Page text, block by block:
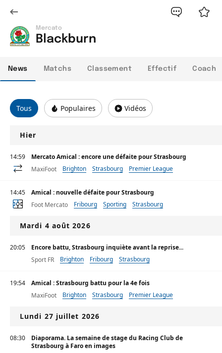
Mercato
Blackburn
News Matchs Classement Effectif Coach
Tous Populaires Vidéos
Hier
14:59
Mercato Amical : encore une défaite pour Strasbourg
MaxiFoot
Brighton Strasbourg Premier League
14:45
Amical : nouvelle défaite pour Strasbourg
Foot Mercato
Fribourg Sporting Strasbourg
Mardi 4 août 2026
20:05
Encore battu, Strasbourg inquiète avant la reprise...
Sport FR
Brighton Fribourg Strasbourg
19:54
Amical : Strasbourg battu pour la 4e fois
MaxiFoot
Brighton Strasbourg Premier League
Lundi 27 juillet 2026
08:30
Diaporama. La semaine de stage du Racing Club de
Strasbourg à Faro en images